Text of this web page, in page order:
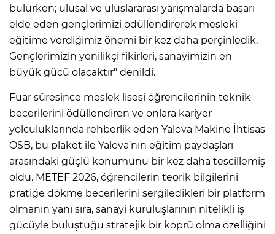
bulurken; ulusal ve uluslararası yarışmalarda başarı
elde eden gençlerimizi ödüllendirerek mesleki
eğitime verdiğimiz önemi bir kez daha perçinledik.
Gençlerimizin yenilikçi fikirleri, sanayimizin en
büyük gücü olacaktır" denildi.
Fuar süresince meslek lisesi öğrencilerinin teknik
becerilerini ödüllendiren ve onlara kariyer
yolculuklarında rehberlik eden Yalova Makine İhtisas
OSB, bu plaket ile Yalova’nın eğitim paydaşları
arasındaki güçlü konumunu bir kez daha tescillemiş
oldu. METEF 2026, öğrencilerin teorik bilgilerini
pratiğe dökme becerilerini sergiledikleri bir platform
olmanın yanı sıra, sanayi kuruluşlarının nitelikli iş
gücüyle buluştuğu stratejik bir köprü olma özelliğini